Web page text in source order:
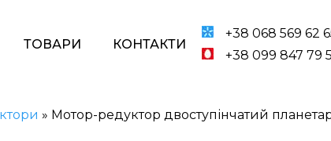
ТОВАРИ КОНТАКТИ
+38 068 569 62
+38 099 847 79
» Мотор-редуктор двоступінчатий